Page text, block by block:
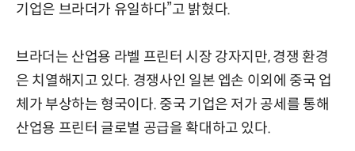
기업은 브라더가 유일하다”고 밝혔다.
브라더는 산업용 라벨 프린터 시장 강자지만, 경쟁 환경
은 치열해지고 있다. 경쟁사인 일본 엡손 이외에 중국 업
체가 부상하는 형국이다. 중국 기업은 저가 공세를 통해
산업용 프린터 글로벌 공급을 확대하고 있다.